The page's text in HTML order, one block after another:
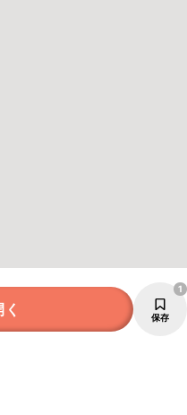
保存
1